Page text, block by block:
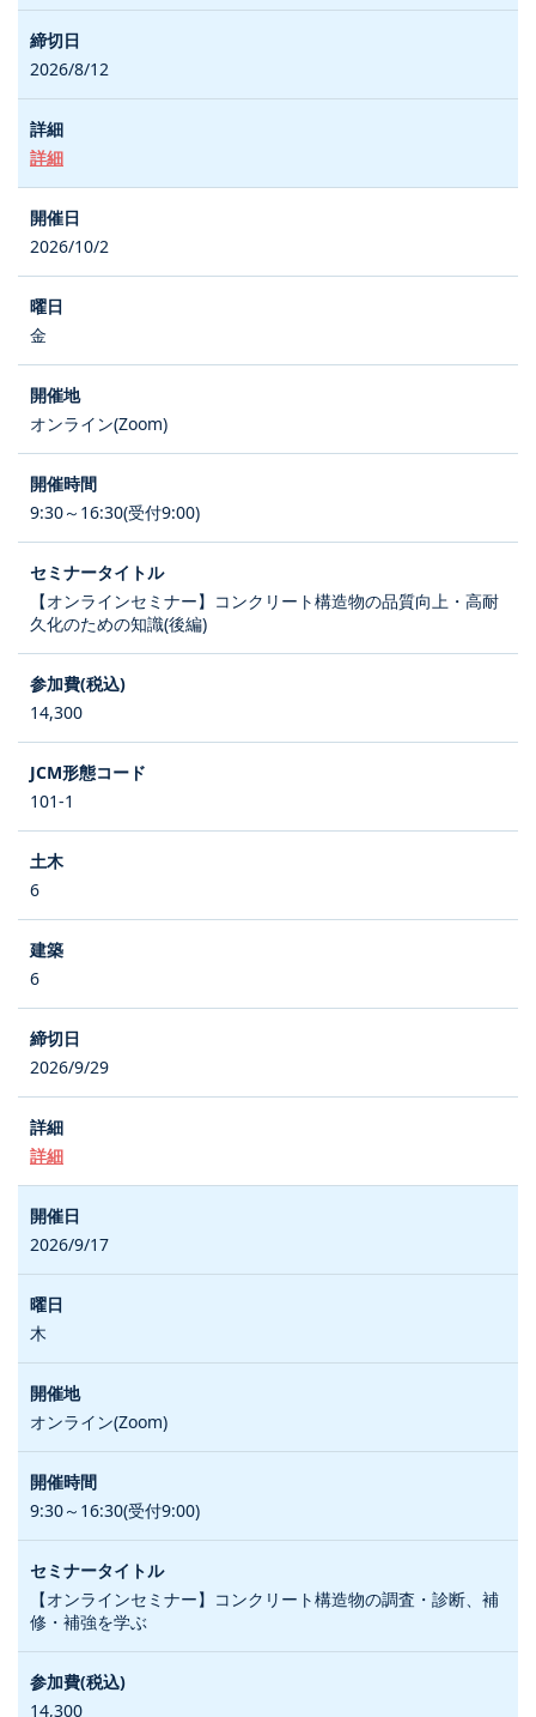
2026/8/12
詳細
2026/10/2
金
オンライン(Zoom)
9:30～16:30(受付9:00)
【オンラインセミナー】コンクリート構造物の品質向上・高耐
久化のための知識(後編)
14,300
101-1
6
6
2026/9/29
詳細
2026/9/17
木
オンライン(Zoom)
9:30～16:30(受付9:00)
【オンラインセミナー】コンクリート構造物の調査・診断、補
修・補強を学ぶ
14,300